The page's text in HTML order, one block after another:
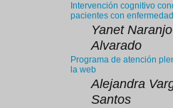
Intervención cognitivo
pacientes con
Yanet
Alvarado
Programa de atención
la web
Alejandra
Santos